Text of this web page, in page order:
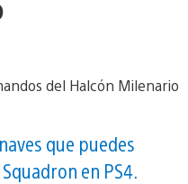
que puedes
en PS4.